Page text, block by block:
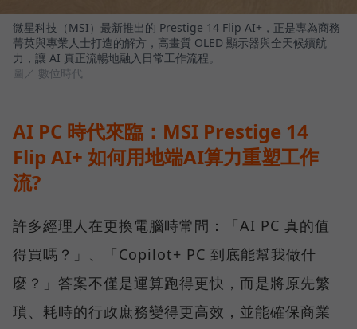
微星科技（MSI）最新推出的 Prestige 14 Flip AI+，正是專為商務
菁英與專業人士打造的解方，高畫質 OLED 顯示器與全天候續航
力，讓 AI 真正流暢地融入日常工作流程。
圖／ 數位時代
AI PC 時代來臨：MSI Prestige 14
Flip AI+ 如何用地端AI算力重塑工作
流?
許多經理人在更換電腦時常問：「AI PC 真的值
得買嗎？」、「Copilot+ PC 到底能幫我做什
麼？」答案不僅是運算跑得更快，而是將原先繁
瑣、耗時的行政庶務變得更高效，並能確保商業